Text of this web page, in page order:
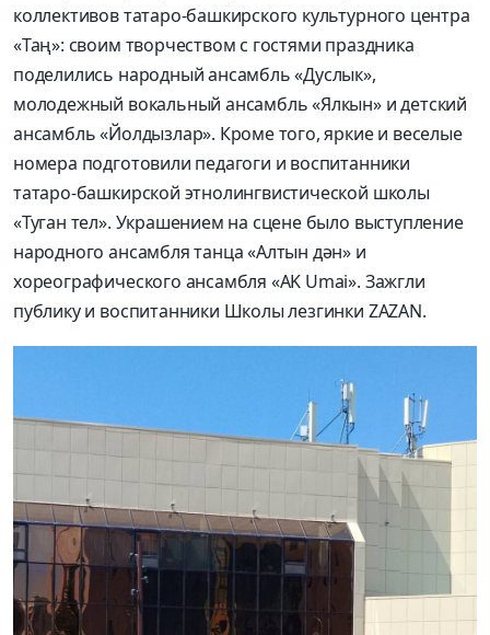
коллективов татаро-башкирского культурного центра
«Таң»: своим творчеством с гостями праздника
поделились народный ансамбль «Дуслык»,
молодежный вокальный ансамбль «Ялкын» и детский
ансамбль «Йолдызлар». Кроме того, яркие и веселые
номера подготовили педагоги и воспитанники
татаро-башкирской этнолингвистической школы
«Туган тел». Украшением на сцене было выступление
народного ансамбля танца «Алтын дән» и
хореографического ансамбля «AK Umai». Зажгли
публику и воспитанники Школы лезгинки ZAZAN.